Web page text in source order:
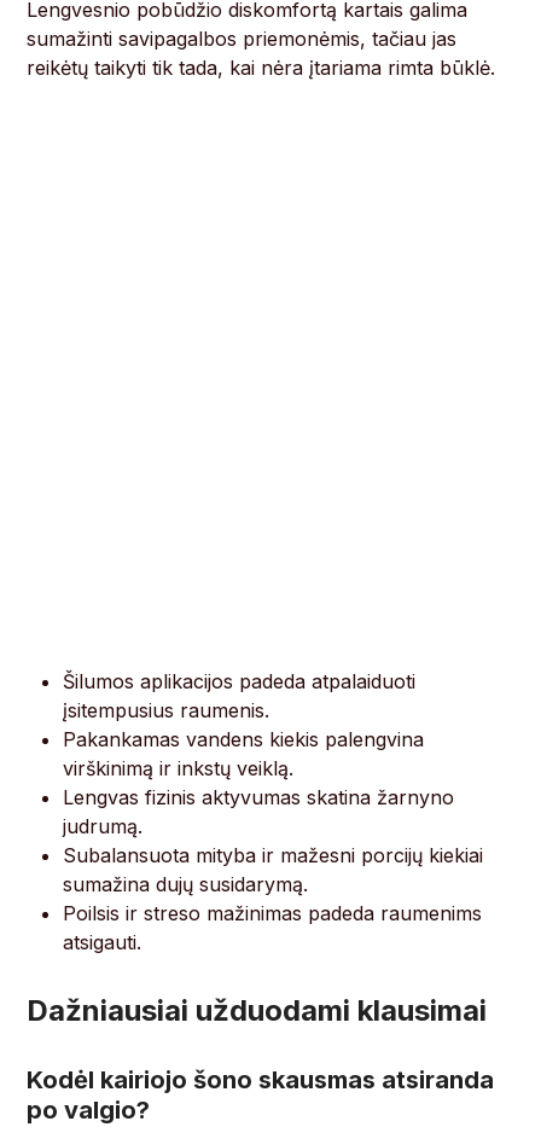
Lengvesnio pobūdžio diskomfortą kartais galima
sumažinti savipagalbos priemonėmis, tačiau jas
reikėtų taikyti tik tada, kai nėra įtariama rimta būklė.
Šilumos aplikacijos padeda atpalaiduoti
įsitempusius raumenis.
Pakankamas vandens kiekis palengvina
virškinimą ir inkstų veiklą.
Lengvas fizinis aktyvumas skatina žarnyno
judrumą.
Subalansuota mityba ir mažesni porcijų kiekiai
sumažina dujų susidarymą.
Poilsis ir streso mažinimas padeda raumenims
atsigauti.
Dažniausiai užduodami klausimai
Kodėl kairiojo šono skausmas atsiranda
po valgio?